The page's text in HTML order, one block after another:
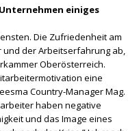
einiges
Die Zufriedenheit am
und der Arbeitserfahrung ab,
Oberösterreich.
eine
Country-Manager Mag.
haben negative
und das Image eines